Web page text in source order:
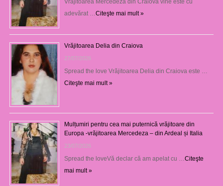
Vrăjitoarea Mercedeza din Craiova vine este cu
adevărat …Citeşte mai mult »
Vrăjitoarea Delia din Craiova
27/07/2026
Spread the love Vrăjitoarea Delia din Craiova este …
Citeşte mai mult »
Mulțumiri pentru cea mai puternică vrăjitoare din
Europa -vrăjitoarea Mercedeza – din Ardeal și Italia
23/07/2026
Spread the loveVă declar că am apelat cu …Citeşte
mai mult »